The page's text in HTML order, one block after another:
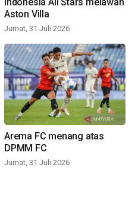
Aston Villa
Jumat, 31 Juli 2026
Arema FC menang atas
DPMM FC
Jumat, 31 Juli 2026